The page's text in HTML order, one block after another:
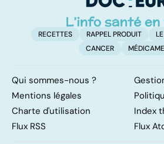
RECETTES RAPPEL PRODUIT
CANCER
Qui sommes-nous ?
Mentions légales
Charte d'utilisation
Index
Flux RSS
Flux